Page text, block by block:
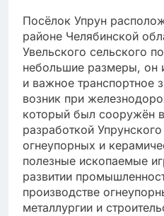
Посёлок Упрун
районе Челябинской
Увельского сельского
небольшие размеры, он
и важное транспортное
возник при
который был сооружён в
разработкой
огнеупорных и
полезные ископаемые
развитии
производстве
металлургии и